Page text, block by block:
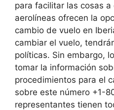
para facilitar las cosas
aerolíneas ofrecen la
cambio de vuelo en
cambiar el vuelo,
políticas. Sin embargo,
tomar la información
procedimientos para el
sobre este número +1-
representantes tienen